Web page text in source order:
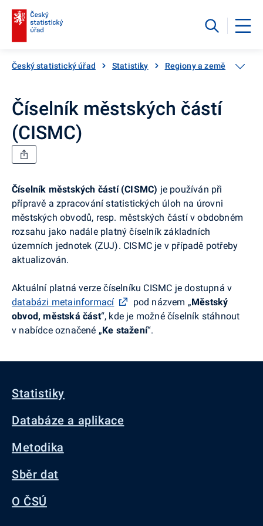
Český statistický úřad Statistiky Regiony a země
Číselník městských částí
(CISMC)
Číselník městských částí (CISMC) je používán při
přípravě a zpracování statistických úloh na úrovni
městských obvodů, resp. městských částí v obdobném
rozsahu jako nadále platný číselník základních
územních jednotek (ZUJ). CISMC je v případě potřeby
aktualizován.
Aktuální platná verze číselníku CISMC je dostupná v
databázi metainformací
pod názvem „Městský
obvod, městská část“, kde je možné číselník stáhnout
v nabídce označené „Ke stažení“.
Statistiky
Databáze a aplikace
Metodika
Sběr dat
O ČSÚ